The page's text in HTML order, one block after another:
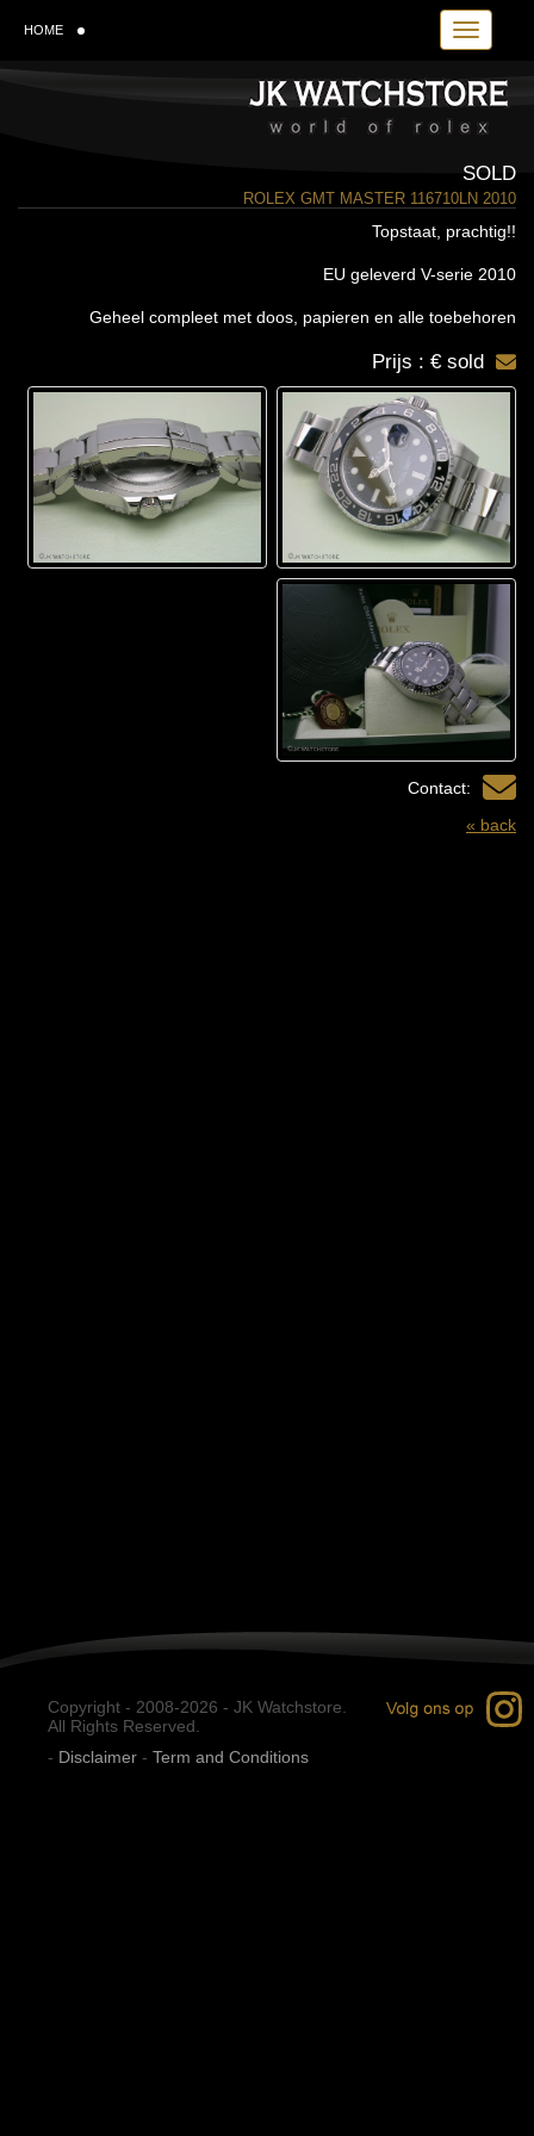
Toggle
HOME
SOLD
ROLEX GMT MASTER 116710LN 2010
Topstaat, prachtig!!
EU geleverd V-serie 2010
Geheel compleet met doos, papieren en alle toebehoren
Prijs : € sold
Contact:
« back
Copyright - 2008-2026 - JK Watchstore.
All Rights Reserved.
- Disclaimer - Term and Conditions